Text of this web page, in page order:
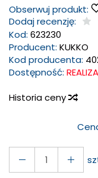
Obserwuj produkt:
Dodaj recenzję:
Kod: 623230
Producent: KUKKO
Kod producenta:
Dostępność:
Historia ceny